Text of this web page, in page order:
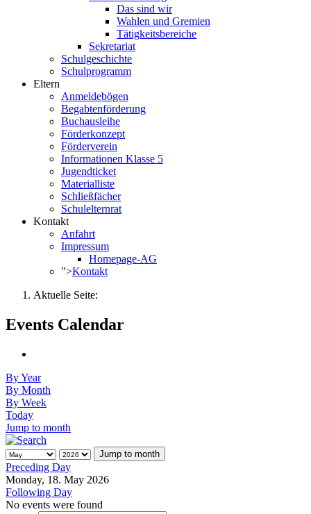
Das sind wir
Wahlen und Gremien
Tätigkeitsbereiche
Sekretariat
Schulgeschichte
Schulprogramm
Eltern
Anmeldebögen
Begabtenförderung
Buchausleihe
Förderkonzept
Förderverein
Informationen Klasse 5
Jugendticket
Materialliste
Schließfächer
Schulelternrat
Kontakt
Anfahrt
Impressum
Homepage-AG
">Kontakt
Aktuelle Seite:
Events Calendar
By Year
By Month
By Week
Today
Jump to month
Jump to month
Preceding Day
Monday, 18. May 2026
Following Day
No events were found